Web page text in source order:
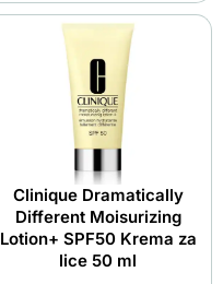
Clinique Dramatically
Different Moisurizing
Lotion+ SPF50 Krema za
lice 50 ml